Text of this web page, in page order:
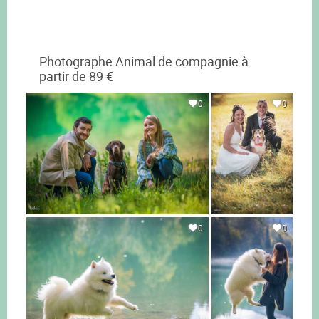
Photographe Animal de compagnie à
partir de 89 €
0 0
0 0